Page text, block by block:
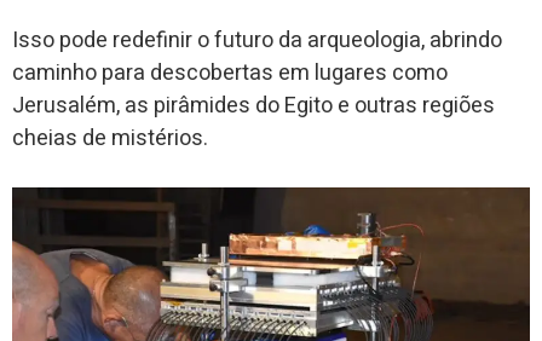
Isso pode redefinir o futuro da arqueologia, abrindo
caminho para descobertas em lugares como
Jerusalém, as pirâmides do Egito e outras regiões
cheias de mistérios.